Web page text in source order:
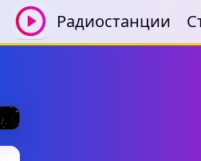
Радиостанции